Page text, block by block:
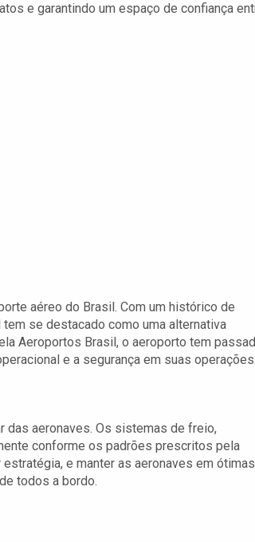
e garantindo um espaço de confiança
aéreo do Brasil. Com um histórico de
se destacado como uma alternativa
Aeroportos Brasil, o aeroporto tem
e a segurança em suas
das aeronaves. Os sistemas de freio,
conforme os padrões prescritos pela
e manter as aeronaves em ótimas
todos a bordo.